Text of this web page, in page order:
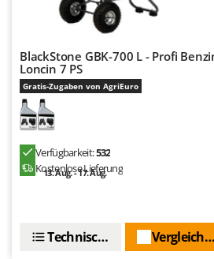
BlackStone GBK-700 L - Profi
Loncin 7 PS
Gratis-Zugaben von AgriEuro
Verfügbarkeit:532
Kostenlose Lieferung
13. Aug. - 17. Aug.
Vergleichen
Technische Daten